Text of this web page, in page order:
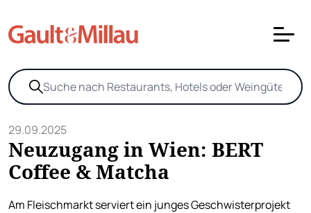
29.09.2025
Neuzugang in Wien: BERT
Coffee & Matcha
Am Fleischmarkt serviert ein junges Geschwisterprojekt